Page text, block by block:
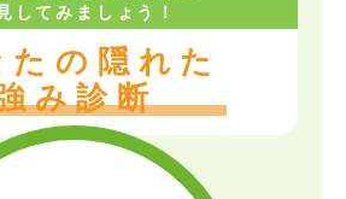
してみましょう！
たの隠れた
み診断